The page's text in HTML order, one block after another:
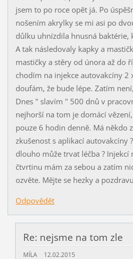
jsem to po roce opět já. Po
nošením akrylky se mi asi po
důlku uhnízdila hnusná baktérie,
A tak následovaly kapky a
mastičky a stěry od února až do
chodím na injekce autovakcíny 2
doufám, že bude lépe. Zatím
Dnes " slavím " 500 dnů v
nejhorší na tom je domácí
pouze 6 hodin denně. Má někdo
zkušenost s aplikací autovakcíny
dlouho může trvat léčba ? Injekcí
čtvrtinu mám za sebou a zatím
ozvěte. Mějte se hezky a
Odpovědět
Re: nejsme na tom zle
MÍLA 12.02.2015